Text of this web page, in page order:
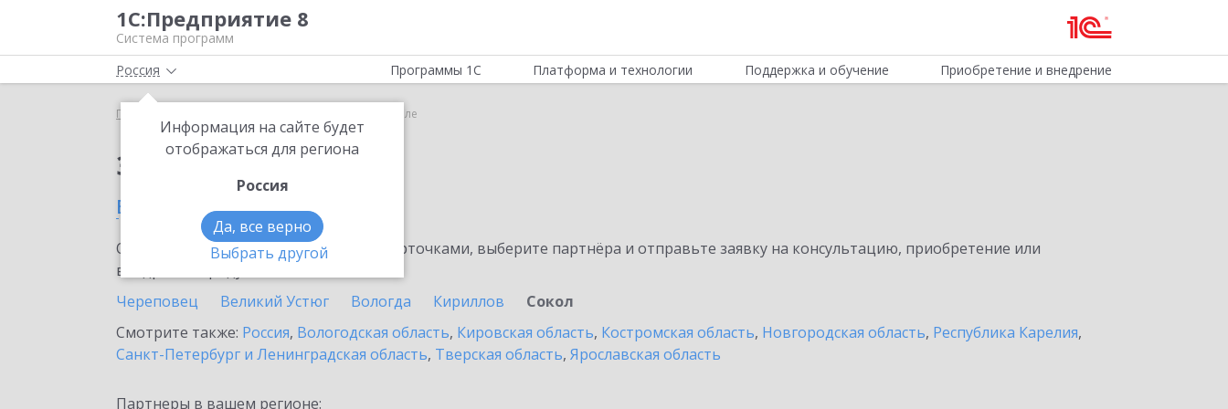
1С:Предприятие 8
Система программ
Россия
Информация на сайте будет
отображаться для региона
Россия
Да, все верно
Выбрать другой
Программы 1С Платформа и технологии Поддержка и обучение Приобретение и внедрение
Главная 1С-ЭТП в Соколе
Заказать 1С-ЭТП
в Соколе
Ознакомьтесь с информационными карточками, выберите партнёра и отправьте заявку на консультацию, приобретение или
внедрение продукта.
Череповец
Великий Устюг Вологда Кириллов
Сокол
Смотрите также: Россия, Вологодская область, Кировская область, Костромская область, Новгородская область, Республика Карелия,
Санкт-Петербург и Ленинградская область, Тверская область, Ярославская область
Партнеры в вашем регионе: